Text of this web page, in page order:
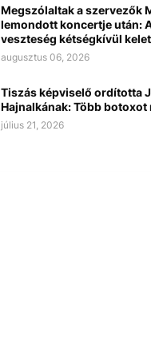
Megszólaltak a szervezők
lemondott koncertje után:
veszteség kétségkívül
augusztus 06, 2026
Tiszás képviselő ordította
Hajnalkának: Több botoxot
július 21, 2026